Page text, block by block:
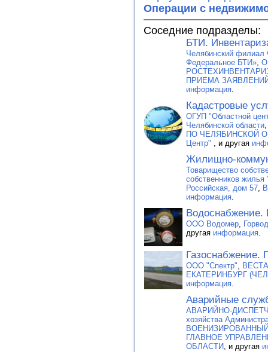
Операции с
Соседние подразделы:
БТИ.
Челябинский филиал
Федеральное БТИ»,
ПРИЕМА
информация.
Кадастровые
ОГУП "Областной
Челябинской области
ПО ЧЕЛЯБИНСКОЙ
Центр" , и другая
Жилищно-
Товарищество
собственников
Российская, дом 57,
информация.
Водоснабжение.
ООО Водомер,
другая информация.
Газоснабжение.
ООО "Спектр",
ЕКАТЕРИНБУРГ
информация.
Аварийные
АВАРИЙНО-
хозяйства
ГЛАВНОЕ
ОБЛАСТИ, и другая